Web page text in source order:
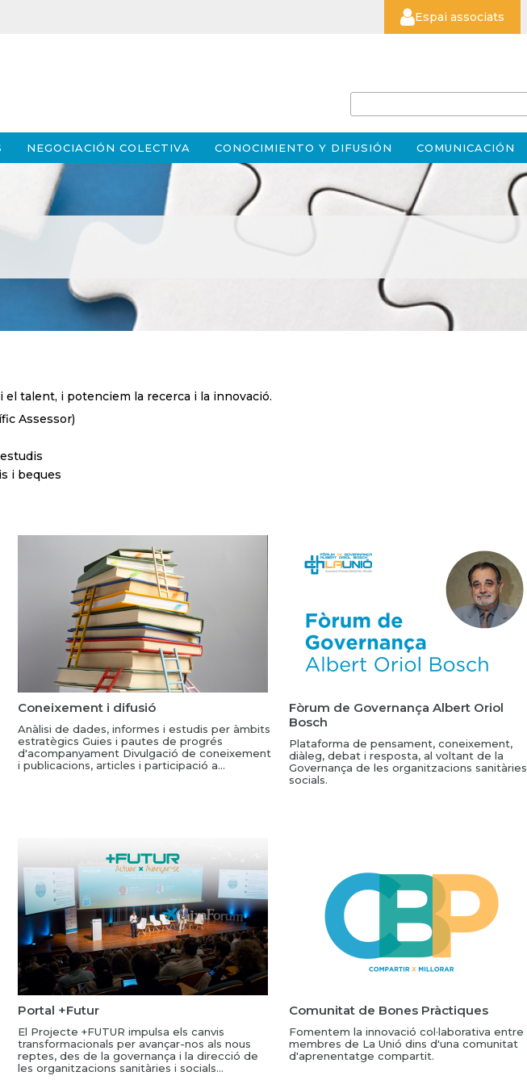
Espai associats
NEGOCIACIÓN COLECTIVA CONOCIMIENTO Y DIFUSIÓN COMUNICACIÓN
talent, i potenciem la recerca i la innovació.
Assessor)
i beques
Coneixement i difusió
Anàlisi de dades, informes i estudis per àmbits
estratègics Guies i pautes de progrés
d'acompanyament Divulgació de coneixement
i publicacions, articles i participació a...
Fòrum de Governança Albert Oriol
Bosch
Plataforma de pensament, coneixement,
diàleg, debat i resposta, al voltant de la
Governança de les organitzacions
socials.
Portal +Futur
El Projecte +FUTUR impulsa els canvis
transformacionals per avançar-nos als nous
reptes, des de la governança i la direcció de
les organitzacions sanitàries i socials...
Comunitat de Bones Pràctiques
Fomentem la innovació col·laborativa entre
membres de La Unió dins d'una comunitat
d'aprenentatge compartit.